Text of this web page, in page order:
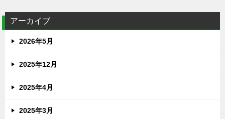
アーカイブ
2026年5月
2025年12月
2025年4月
2025年3月